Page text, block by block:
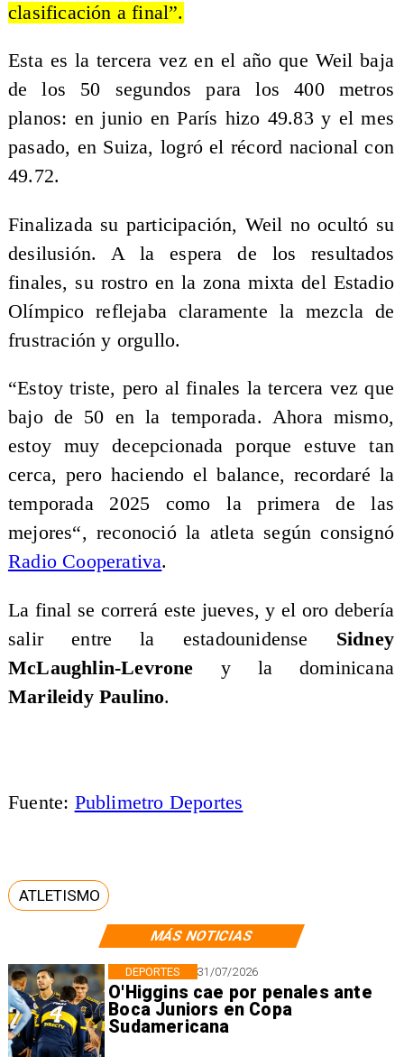
MÁS NOTICIAS
31/07/2026
O'Higgins cae por penales ante
Boca Juniors en Copa
Sudamericana
DEPORTES
clasificación a final”.
Esta es la tercera vez en el año que Weil baja
de los 50 segundos para los 400 metros
planos: en junio en París hizo 49.83 y el mes
pasado, en Suiza, logró el récord nacional con
49.72.
Finalizada su participación, Weil no ocultó su
desilusión. A la espera de los resultados
finales, su rostro en la zona mixta del Estadio
Olímpico reflejaba claramente la mezcla de
frustración y orgullo.
“Estoy triste, pero al finales la tercera vez que
bajo de 50 en la temporada. Ahora mismo,
estoy muy decepcionada porque estuve tan
cerca, pero haciendo el balance, recordaré la
temporada 2025 como la primera de las
mejores“, reconoció la atleta según consignó
Radio Cooperativa.
La final se correrá este jueves, y el oro debería
salir entre la estadounidense Sidney
McLaughlin-Levrone y la dominicana
Marileidy Paulino.
Fuente: Publimetro Deportes
ATLETISMO